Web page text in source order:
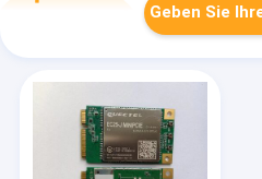
Geben Sie